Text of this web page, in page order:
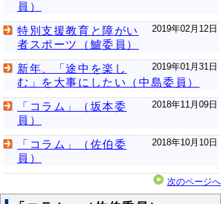
員）
2019年02月12日
特別支援教育と障がい
者スポーツ（鱸委員）
2019年01月31日
新年、「途中を楽し
む」を大事にしたい（中島委員）
2018年11月09日
「コラム」（坂本委
員）
2018年10月10日
「コラム」（佐伯委
員）
次のページへ